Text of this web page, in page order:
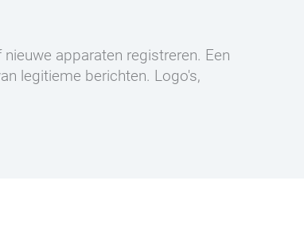
apparaten registreren. Een
legitieme berichten. Logo's,